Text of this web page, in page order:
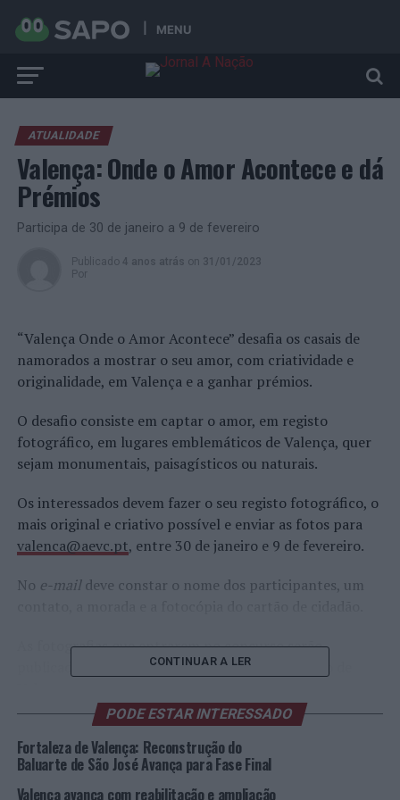
MENU
ATUALIDADE
Valença: Onde o Amor Acontece e dá
Prémios
Participa de 30 de janeiro a 9 de fevereiro
Publicado 4 anos atrás on 31/01/2023
Por
“Valença Onde o Amor Acontece” desafia os casais de
namorados a mostrar o seu amor, com criatividade e
originalidade, em Valença e a ganhar prémios.
O desafio consiste em captar o amor, em registo
fotográfico, em lugares emblemáticos de Valença, quer
sejam monumentais, paisagísticos ou naturais.
Os interessados devem fazer o seu registo fotográfico, o
mais original e criativo possível e enviar as fotos para
valenca@aevc.pt, entre 30 de janeiro e 9 de fevereiro.
No e-maildeve constar o nome dos participantes, um
As fotografias que entrarem no concurso serão
publicadas, em álbum, noFacebookdo Município de
As três fotos com maior número de reações, serão as
vencedoras. O período de votação, nas fotografias,
decorrerá entre as 00h00 de 10 de fevereiro e as 00h00
de 13 de fevereiro. Os vencedores premiados serão
CONTINUAR A LER
PODE ESTAR INTERESSADO
Fortaleza de Valença: Reconstrução do
Baluarte de São José Avança para Fase Final
Valença avança com reabilitação e ampliação